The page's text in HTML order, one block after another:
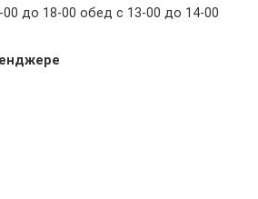
до 18-00 обед с 13-00 до 14-00